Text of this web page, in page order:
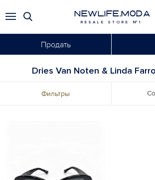
NEWLIFE.MODA
RESALE STORE №1
Продать
Dries Van Noten & Linda
Фильтры